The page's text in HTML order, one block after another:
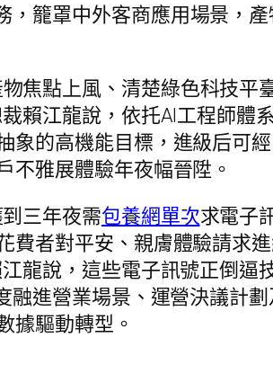
籠罩中外客商應用場景，
焦點上風、清楚綠色科技平
賴江龍說，依托AI工程師體
的高機能目標，進級后可
不雅展體驗年夜幅晉陞。
三年夜需包養網單次求電子
者對平安、親膚體驗請求
龍說，這些電子訊號正倒逼
融進營業場景、運營決議計
據驅動轉型。